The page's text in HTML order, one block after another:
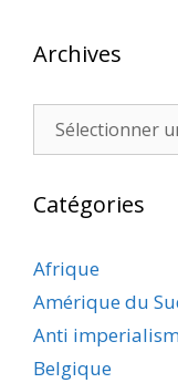
Archives
Archives
Catégories
Afrique
Amérique du
Anti
Belgique